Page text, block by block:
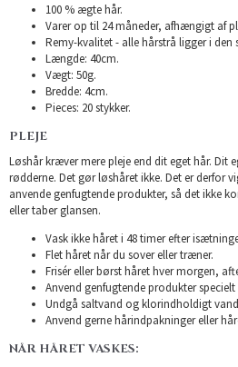
100 % ægte hår.
Varer op til 24 måneder, afhængigt af
Remy-kvalitet - alle hårstrå ligger i den
Længde: 40cm.
Vægt: 50g.
Bredde: 4cm.
Pieces: 20 stykker.
PLEJE
Løshår kræver mere pleje end dit eget hår. Dit
rødderne. Det gør løshåret ikke. Det er derfor
anvende genfugtende produkter, så det ikke
eller taber glansen.
Vask ikke håret i 48 timer efter
Flet håret når du sover eller træner.
Frisér eller børst håret hver morgen,
Anvend genfugtende produkter
Undgå saltvand og klorindholdigt
Anvend gerne hårindpakninger eller
NÅR HÅRET VASKES: